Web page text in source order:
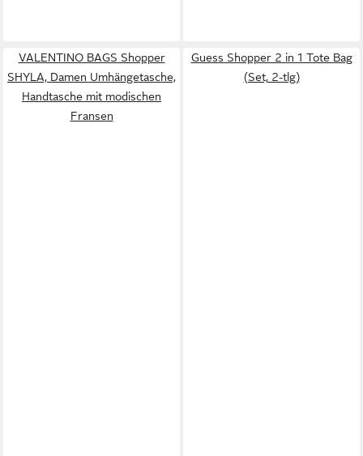
VALENTINO BAGS Shopper
SHYLA, Damen Umhängetasche,
Handtasche mit modischen
Fransen
Guess Shopper 2 in 1 Tote Bag
(Set, 2-tlg)